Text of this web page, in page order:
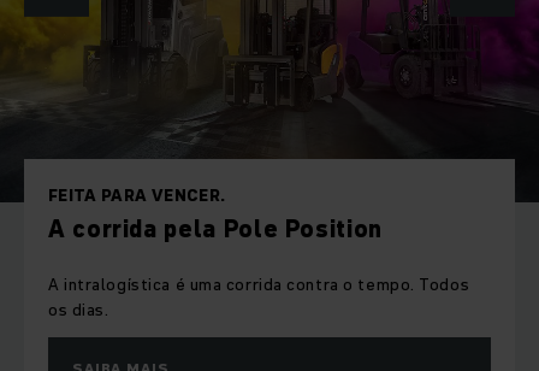
FEITA PARA VENCER.
A corrida pela Pole Position
A intralogística é uma corrida contra o tempo. Todos
os dias.